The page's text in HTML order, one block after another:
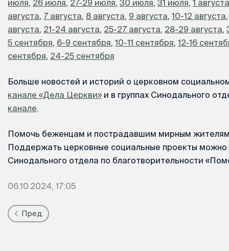
июля, 26 июля, 27-29 июля, 30 июля, 31 июля, 1 августа
августа, 7 августа, 8 августа, 9 августа, 10-12 августа
августа, 21-24 августа, 25-27 августа, 28-29 августа,
5 сентября, 6-9 сентября, 10-11 сентября, 12-16
сентября, 24-25 сентября
Больше новостей и историй о церковном
канале «Дела Церкви» и в группах Синодального
канале.
Помочь беженцам и пострадавшим мирным
Поддержать церковные социальные проекты
Синодального отдела по благотворительности
06.10.2024, 17:05
Пред.